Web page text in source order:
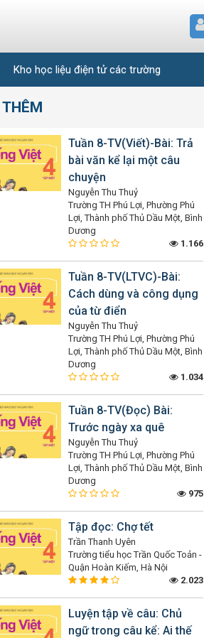
Kho học liệu điện tử các trường
Tuần 8-TV(Viết)-Bài: Trả
bài văn kể lại một câu
chuyện
Nguyễn Thu Thuỷ
Trường TH Phú Lợi, Phường Phú
Lợi, Thành phố Thủ Dầu Một, Bình
Dương
1.166
Tuần 8-TV(LTVC)-Bài:
Cách dùng và công dụng
của từ điển
Nguyễn Thu Thuỷ
Trường TH Phú Lợi, Phường Phú
Lợi, Thành phố Thủ Dầu Một, Bình
Dương
1.034
Tuần 8-TV(Đọc) Bài:
Trước ngày xa quê
Nguyễn Thu Thuỷ
Trường TH Phú Lợi, Phường Phú
Lợi, Thành phố Thủ Dầu Một, Bình
Dương
975
Tập đọc: Chợ tết
Trần Thanh Uyên
Trường tiểu học Trần Quốc Toản -
Quận Hoàn Kiếm, Hà Nội
2.023
Luyện tập về câu: Chủ
ngữ trong câu kể: Ai thế